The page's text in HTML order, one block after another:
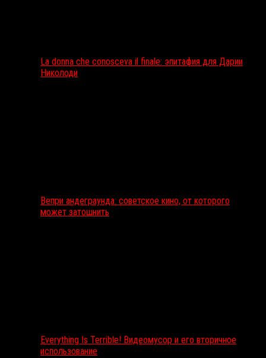
La donna che conosceva il finale: эпитафия для Дарии
Николоди
Вепри андеграунда: советское кино, от которого
может затошнить
Everything Is Terrible! Видеомусор и его вторичное
использование